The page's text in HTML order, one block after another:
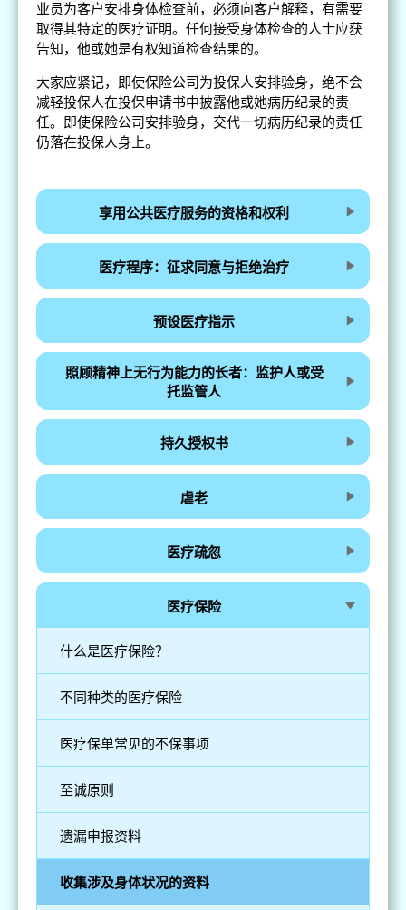
业员为客户安排身体检查前，必须向客户解释，有需要
取得其特定的医疗证明。任何接受身体检查的人士应获
告知，他或她是有权知道检查结果的。
大家应紧记，即使保险公司为投保人安排验身，绝不会
减轻投保人在投保申请书中披露他或她病历纪录的责
任。即使保险公司安排验身，交代一切病历纪录的责任
仍落在投保人身上。
享用公共医疗服务的资格和权利
医疗程序：征求同意与拒绝治疗
预设医疗指示
照顾精神上无行为能力的长者：监护人或受
托监管人
持久授权书
虐老
医疗疏忽
医疗保险
收集涉及身体状况的资料
遗漏申报资料
至诚原则
医疗保单常见的不保事项
不同种类的医疗保险
什么是医疗保险？